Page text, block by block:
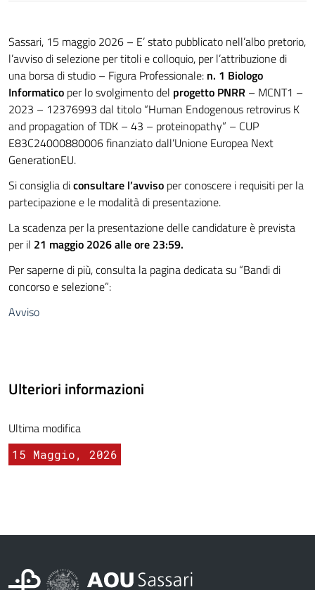
Sassari, 15 maggio 2026 – E’ stato pubblicato nell’albo pretorio,
l’avviso di selezione per titoli e colloquio, per l’attribuzione di
una borsa di studio – Figura Professionale: n. 1 Biologo
Informatico per lo svolgimento del progetto PNRR – MCNT1 –
2023 – 12376993 dal titolo “Human Endogenous retrovirus K
and propagation of TDK – 43 – proteinopathy” – CUP
E83C24000880006 finanziato dall’Unione Europea Next
GenerationEU.
Si consiglia diconsultare l’avviso per conoscere i requisiti per la
partecipazione e le modalità di presentazione.
La scadenza per la presentazione delle candidature è prevista
per il 21 maggio 2026 alle ore 23:59.
Per saperne di più, consulta la pagina dedicata su “Bandi di
concorso e selezione”:
Avviso
Ulteriori informazioni
Ultima modifica
15 Maggio, 2026